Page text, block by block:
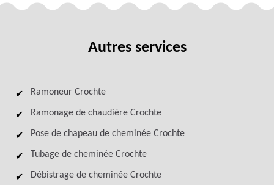
Autres services
Ramoneur Crochte
Ramonage de chaudière Crochte
Pose de chapeau de cheminée Crochte
Tubage de cheminée Crochte
Débistrage de cheminée Crochte